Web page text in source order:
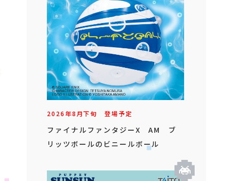
2026年8月下旬 登場予定
ファイナルファンタジーX AM ブ
リッツボールのビニールボール